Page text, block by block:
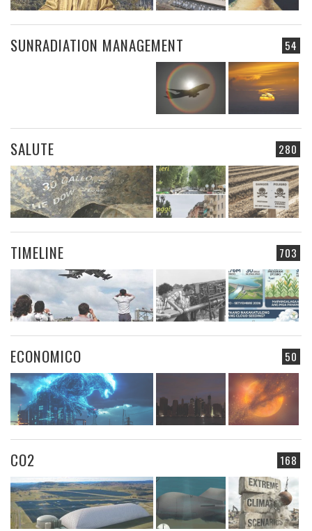
54
SUNRADIATION MANAGEMENT
280
SALUTE
703
TIMELINE
50
ECONOMICO
168
CO2